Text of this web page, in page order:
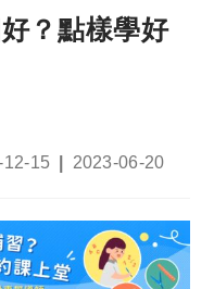
？點樣學好
12-15
Post
2023-06-20